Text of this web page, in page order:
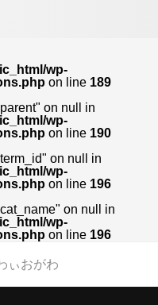
wp-
on line 189
on null in
wp-
on line 190
on null in
wp-
on line 196
on null in
wp-
on line 196
ぃおがわ